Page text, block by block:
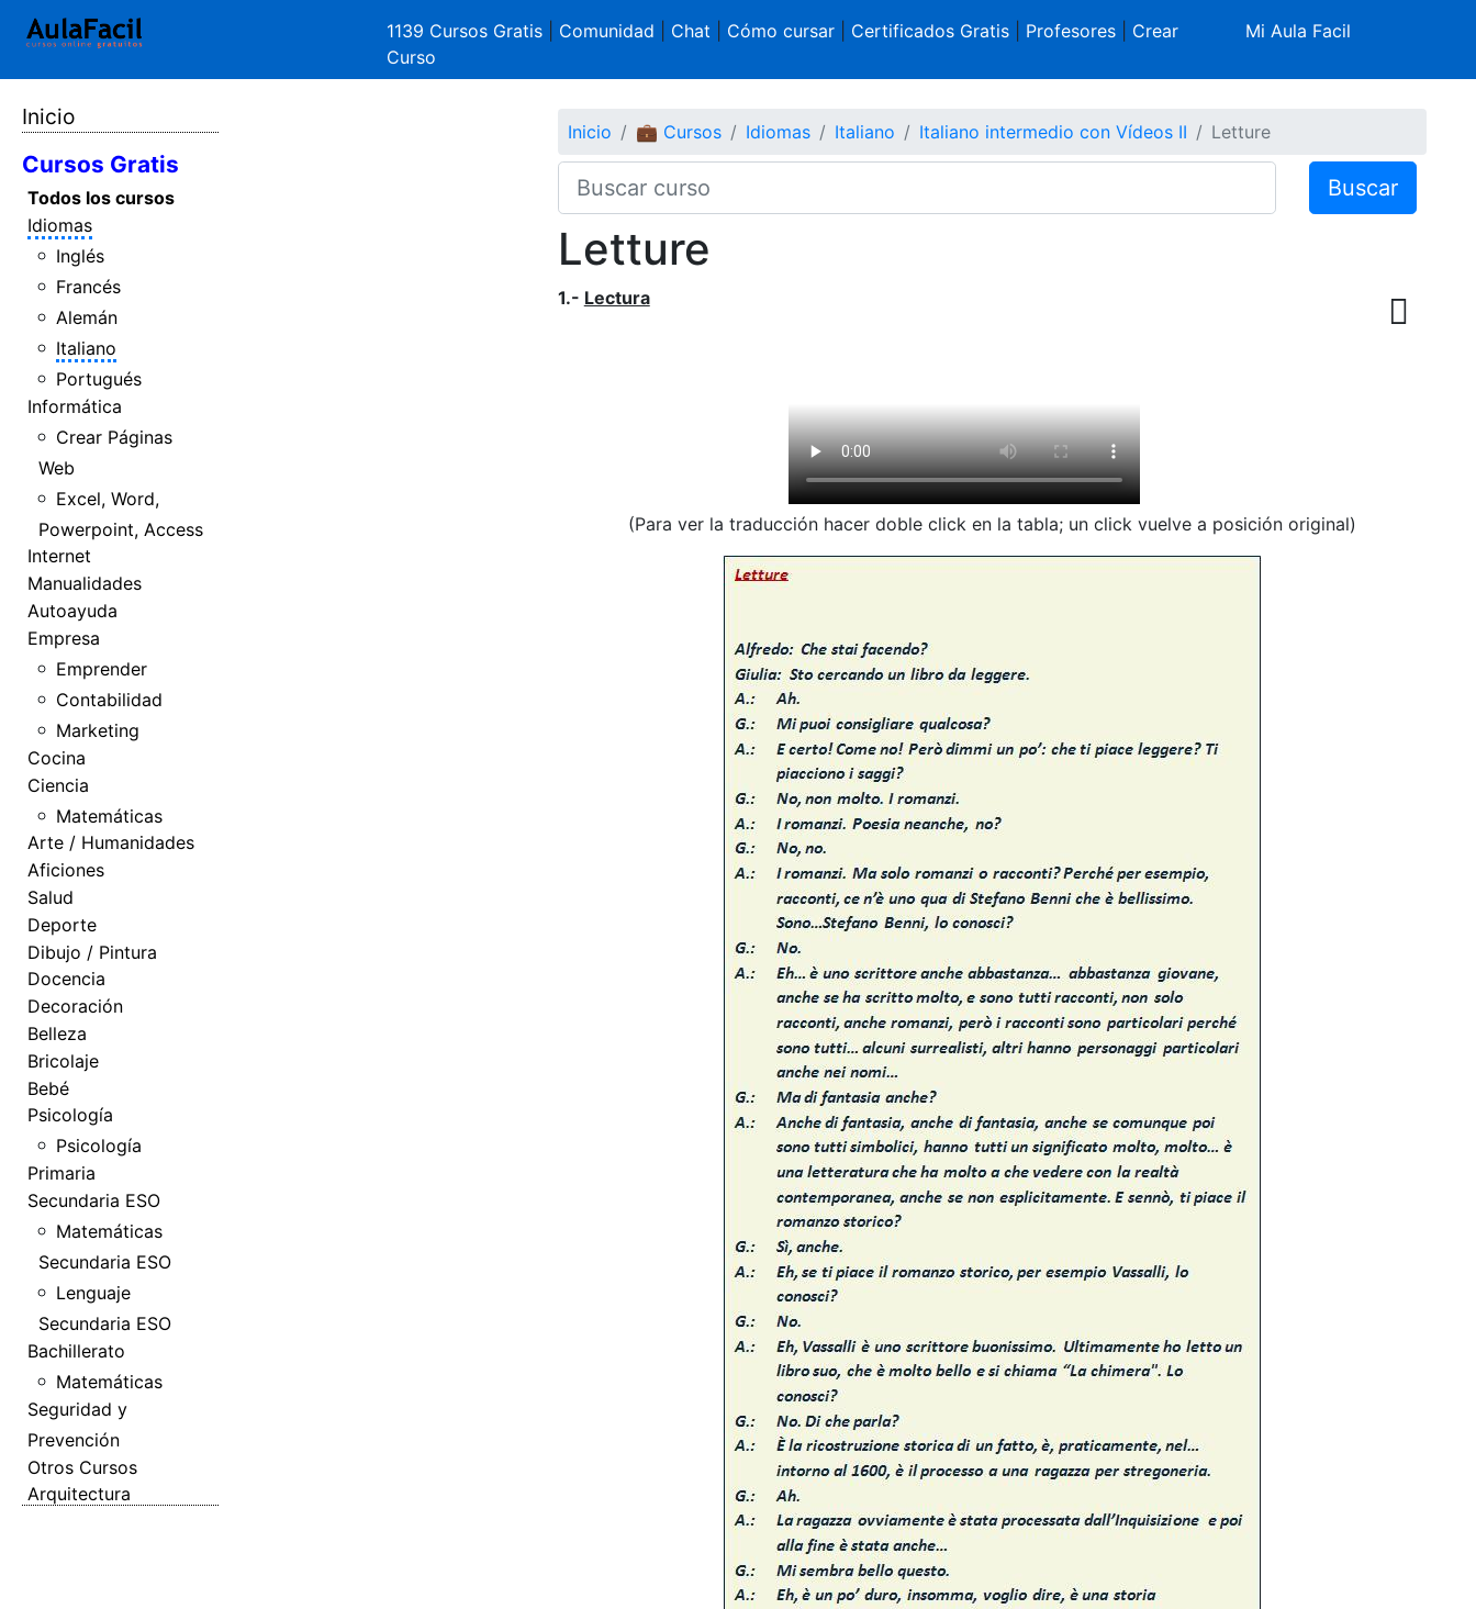
1139 Cursos Gratis Comunidad Chat Cómo cursar| Certificados Gratis| Profesores| Crear
Curso
Mi Aula Facil
Inicio
Cursos Gratis
Todos los cursos
Idiomas
Inglés
Francés
Alemán
Italiano
Portugués
Informática
Crear Páginas
Web
Excel, Word,
Powerpoint, Access
Internet
Manualidades
Autoayuda
Empresa
Emprender
Contabilidad
Marketing
Cocina
Ciencia
Matemáticas
Arte / Humanidades
Aficiones
Salud
Deporte
Dibujo / Pintura
Docencia
Decoración
Belleza
Bricolaje
Bebé
Psicología
Psicología
Primaria
Secundaria ESO
Matemáticas
Secundaria ESO
Lenguaje
Secundaria ESO
Bachillerato
Matemáticas
Seguridad y
Prevención
Otros Cursos
Arquitectura
Inicio 💼 Cursos Idiomas Italiano Italiano intermedio con Vídeos II Letture
Buscar
Letture
1.- Lectura
(Para ver la traducción hacer doble click en la tabla; un click vuelve a posición original)